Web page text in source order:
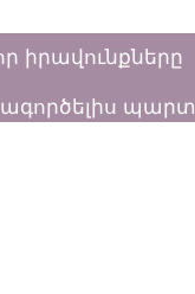
իրավունքները